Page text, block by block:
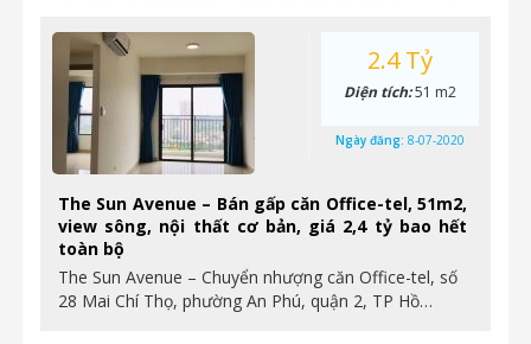
The Sun Avenue – Bán gấp căn Office-tel, 51m2,
view sông, nội thất cơ bản, giá 2,4 tỷ bao hết
toàn bộ
The Sun Avenue – Chuyển nhượng căn Office-tel, số
28 Mai Chí Thọ, phường An Phú, quận 2, TP Hồ…
2.4 Tỷ
Diện tích:51 m2
Ngày đăng: 8-07-2020